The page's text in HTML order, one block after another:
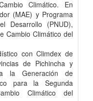
Climático. En
(MAE) y Programa
Desarrollo (PNUD),
Cambio Climático del
con Climdex de
de Pichincha y
la Generación de
para la Segunda
Climático del